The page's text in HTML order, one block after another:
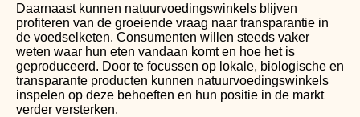
Daarnaast kunnen natuurvoedingswinkels blijven
profiteren van de groeiende vraag naar transparantie in
de voedselketen. Consumenten willen steeds vaker
weten waar hun eten vandaan komt en hoe het is
geproduceerd. Door te focussen op lokale, biologische en
transparante producten kunnen natuurvoedingswinkels
inspelen op deze behoeften en hun positie in de markt
verder versterken.